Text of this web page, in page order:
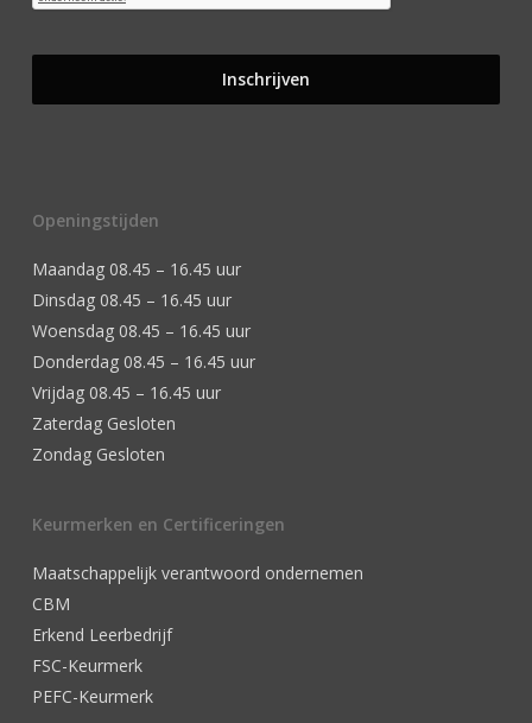
Openingstijden
Maandag 08.45 – 16.45 uur
Dinsdag 08.45 – 16.45 uur
Woensdag 08.45 – 16.45 uur
Donderdag 08.45 – 16.45 uur
Vrijdag 08.45 – 16.45 uur
Zaterdag Gesloten
Zondag Gesloten
Keurmerken en Certificeringen
Maatschappelijk verantwoord ondernemen
CBM
Erkend Leerbedrijf
FSC-Keurmerk
PEFC-Keurmerk